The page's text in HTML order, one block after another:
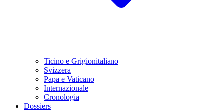
Ticino e Grigionitaliano
Svizzera
Papa e Vaticano
Internazionale
Cronologia
Dossiers